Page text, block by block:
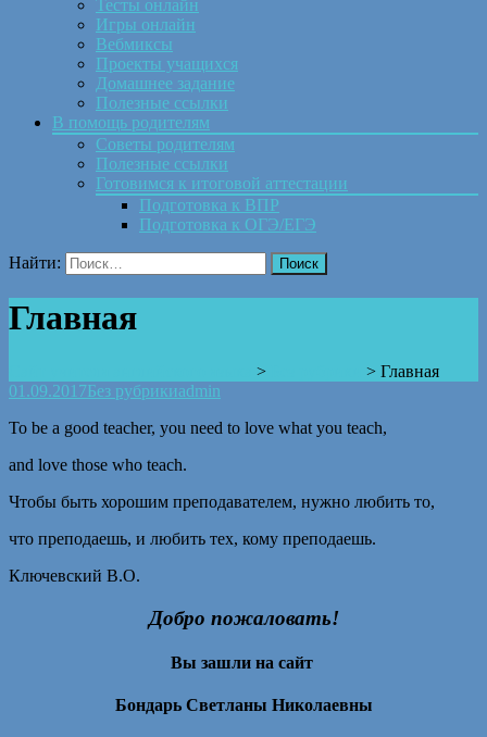
Тесты онлайн
Игры онлайн
Вебмиксы
Проекты учащихся
Домашнее задание
Полезные ссылки
В помощь родителям
Советы родителям
Полезные ссылки
Готовимся к итоговой аттестации
Подготовка к ВПР
Подготовка к ОГЭ/ЕГЭ
Найти:
Главная
> > Главная
01.09.2017Без рубрикиadmin
To be a good teacher, you need to love what you teach,
and love those who teach.
Чтобы быть хорошим преподавателем, нужно любить то,
что преподаешь, и любить тех, кому преподаешь.
Ключевский В.О.
Добро пожаловать!
Вы зашли на сайт
Бондарь Светланы Николаевны